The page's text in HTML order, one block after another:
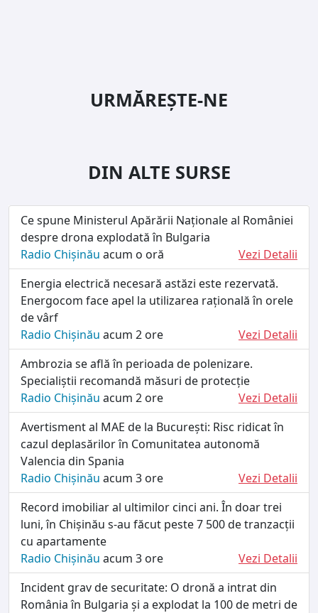
URMĂREȘTE-NE
DIN ALTE SURSE
Ce spune Ministerul Apărării Naționale al României
despre drona explodată în Bulgaria
Radio Chișinău acum o oră
Vezi Detalii
Energia electrică necesară astăzi este rezervată.
Energocom face apel la utilizarea rațională în orele
de vârf
Radio Chișinău acum 2 ore
Vezi Detalii
Ambrozia se află în perioada de polenizare.
Specialiștii recomandă măsuri de protecție
Radio Chișinău acum 2 ore
Vezi Detalii
Avertisment al MAE de la București: Risc ridicat în
cazul deplasărilor în Comunitatea autonomă
Valencia din Spania
Radio Chișinău acum 3 ore
Vezi Detalii
Record imobiliar al ultimilor cinci ani. În doar trei
luni, în Chișinău s-au făcut peste 7 500 de tranzacții
cu apartamente
Radio Chișinău acum 3 ore
Vezi Detalii
Incident grav de securitate: O dronă a intrat din
România în Bulgaria și a explodat la 100 de metri de